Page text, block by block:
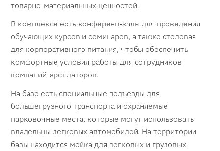
товарно-материальных ценностей.
В комплексе есть конференц-залы для проведения
обучающих курсов и семинаров, а также столовая
для корпоративного питания, чтобы обеспечить
комфортные условия работы для сотрудников
компаний-арендаторов.
На базе есть специальные подъезды для
большегрузного транспорта и охраняемые
парковочные места, которые могут использовать
владельцы легковых автомобилей. На территории
базы находится мойка для легковых и грузовых